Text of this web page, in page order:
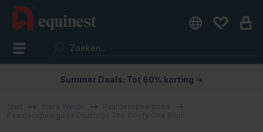
Summer Deals: Tot 60% korting →